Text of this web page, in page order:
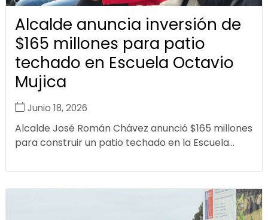
Alcalde anuncia inversión de
$165 millones para patio
techado en Escuela Octavio
Mujica
Junio 18, 2026
Alcalde José Román Chávez anunció $165 millones
para construir un patio techado en la Escuela...